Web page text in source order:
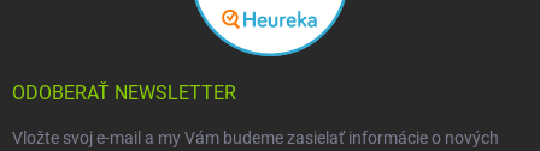
ODOBERAŤ NEWSLETTER
Vložte svoj e-mail a my Vám budeme zasielať informácie o nových